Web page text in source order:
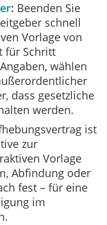
Beenden Sie
schnell
Vorlage von
für Schritt
wählen
dass gesetzliche
werden.
ist
zur
Vorlage
Abfindung oder
fest – für eine
im